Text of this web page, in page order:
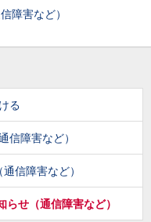
障害など）
る
信障害など）
信障害など）
せ（通信障害など）